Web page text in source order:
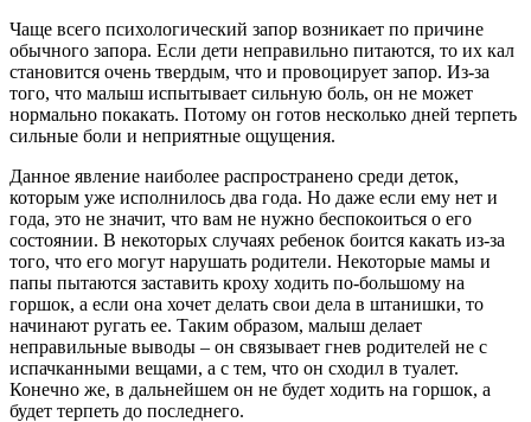
Чаще всего психологический запор возникает по причине
обычного запора. Если дети неправильно питаются, то их кал
становится очень твердым, что и провоцирует запор. Из-за
того, что малыш испытывает сильную боль, он не может
нормально покакать. Потому он готов несколько дней терпеть
сильные боли и неприятные ощущения.
Данное явление наиболее распространено среди деток,
которым уже исполнилось два года. Но даже если ему нет и
года, это не значит, что вам не нужно беспокоиться о его
состоянии. В некоторых случаях ребенок боится какать из-за
того, что его могут нарушать родители. Некоторые мамы и
папы пытаются заставить кроху ходить по-большому на
горшок, а если она хочет делать свои дела в штанишки, то
начинают ругать ее. Таким образом, малыш делает
неправильные выводы – он связывает гнев родителей не с
испачканными вещами, а с тем, что он сходил в туалет.
Конечно же, в дальнейшем он не будет ходить на горшок, а
будет терпеть до последнего.